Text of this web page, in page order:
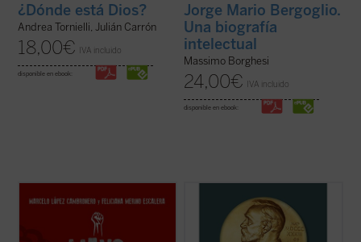
¿Dónde está Dios?
Andrea Tornielli, Julián Carrón
18,00€ IVA incluido
disponible en ebook:
Jorge Mario Bergoglio.
Una biografía
intelectual
Massimo Borghesi
24,00€ IVA incluido
disponible en ebook:
conversaciones con relevantes
personalidades españolas y europeas
(protagonistas todas ellas de aquellos
acontecimientos), diferentes aspectos
Nobel, considerados los más prestigiosos
a nivel internacional en el campo del
conocimiento, tuvieron un fuerte vínculo
con Italia, pues fue en San Remo donde